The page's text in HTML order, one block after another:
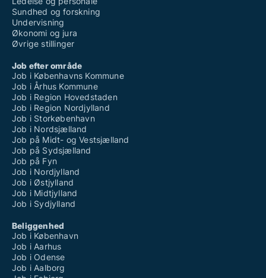
Sundhed og forskning
Undervisning
Økonomi og jura
Øvrige stillinger
Job efter område
Job i Københavns Kommune
Job i Århus Kommune
Job i Region Hovedstaden
Job i Region Nordjylland
Job i Storkøbenhavn
Job i Nordsjælland
Job på Midt- og Vestsjælland
Job på Sydsjælland
Job på Fyn
Job i Nordjylland
Job i Østjylland
Job i Midtjylland
Job i Sydjylland
Beliggenhed
Job i København
Job i Aarhus
Job i Odense
Job i Aalborg